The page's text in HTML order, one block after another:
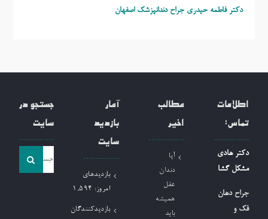
دکتر فاطمه حیدری جراح دندانپزشک اصفهان
اطلاعات
تماس:
دکتر هادی
مشکل گشا
جراح دهان
فک و
مطالب
اخیر
آیا
دندان
عقل
همیشه
باید
آمار
بازدید
سایت
بازدیدهای
امروز: 1,594
بازدیدکنندگان
جستجو در
سایت